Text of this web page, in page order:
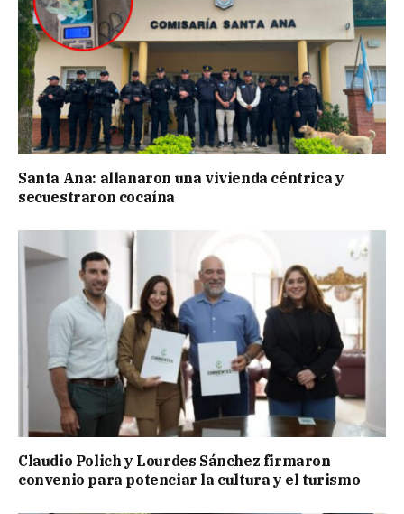
Santa Ana: allanaron una vivienda céntrica y
secuestraron cocaína
Claudio Polich y Lourdes Sánchez firmaron
convenio para potenciar la cultura y el turismo